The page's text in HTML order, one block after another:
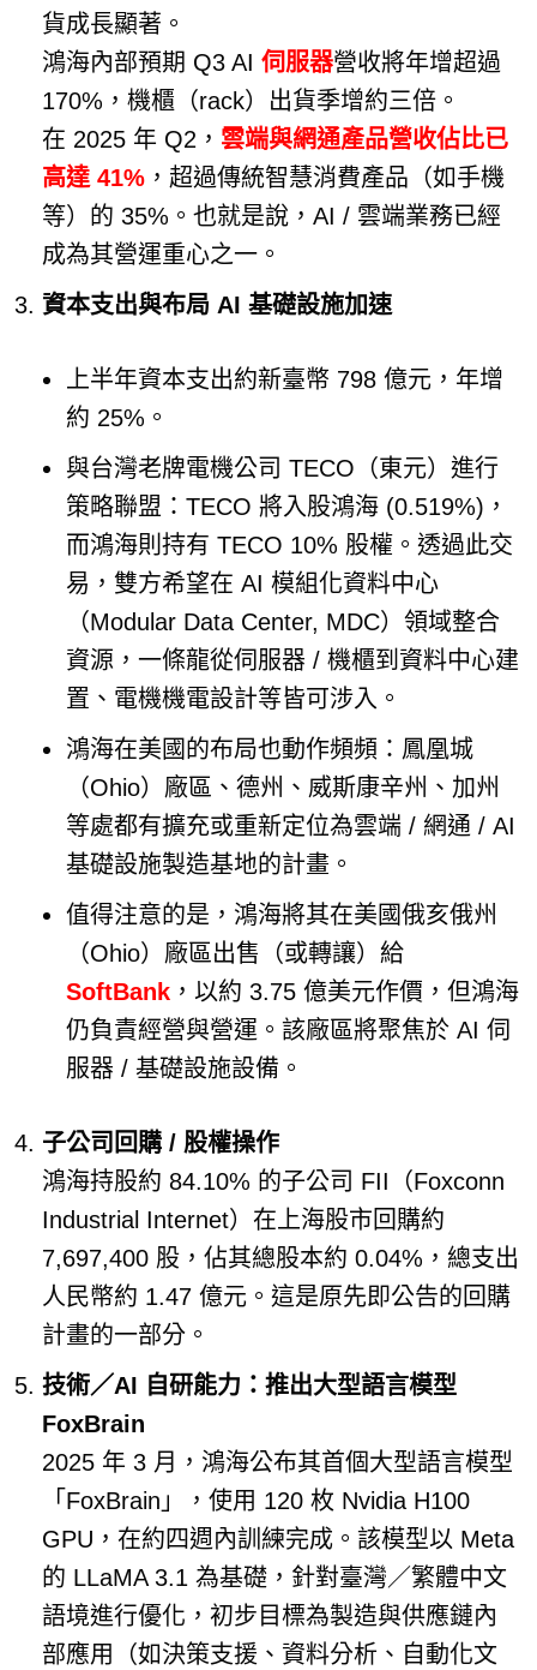
貨成長顯著。
鴻海內部預期 Q3 AI 伺服器營收將年增超過
170%，機櫃（rack）出貨季增約三倍。
在 2025 年 Q2， 雲端與網通產品營收佔比已
高達 41% ，超過傳統智慧消費產品（如手機
等）的 35%。也就是說，AI / 雲端業務已經
成為其營運重心之一。
資本支出與布局 AI 基礎設施加速
上半年資本支出約新臺幣 798 億元，年增
約 25%。
與台灣老牌電機公司 TECO（東元）進行
策略聯盟：TECO 將入股鴻海 (0.519%)，
而鴻海則持有 TECO 10% 股權。透過此交
易，雙方希望在 AI 模組化資料中心
（Modular Data Center, MDC）領域整合
資源，一條龍從伺服器 / 機櫃到資料中心建
置、電機機電設計等皆可涉入。
鴻海在美國的布局也動作頻頻：鳳凰城
（Ohio）廠區、德州、威斯康辛州、加州
等處都有擴充或重新定位為雲端 / 網通 / AI
基礎設施製造基地的計畫。
值得注意的是，鴻海將其在美國俄亥俄州
（Ohio）廠區出售（或轉讓）給
SoftBank ，以約 3.75 億美元作價，但鴻海
仍負責經營與營運。該廠區將聚焦於 AI 伺
服器 / 基礎設施設備。
子公司回購 / 股權操作
鴻海持股約 84.10% 的子公司 FII（Foxconn
Industrial Internet）在上海股市回購約
7,697,400 股，佔其總股本約 0.04%，總支出
人民幣約 1.47 億元。這是原先即公告的回購
計畫的一部分。
技術／AI 自研能力：推出大型語言模型
FoxBrain
2025 年 3 月，鴻海公布其首個大型語言模型
「FoxBrain」，使用 120 枚 Nvidia H100
GPU，在約四週內訓練完成。該模型以 Meta
的 LLaMA 3.1 為基礎，針對臺灣／繁體中文
語境進行優化，初步目標為製造與供應鏈內
部應用（如決策支援、資料分析、自動化文